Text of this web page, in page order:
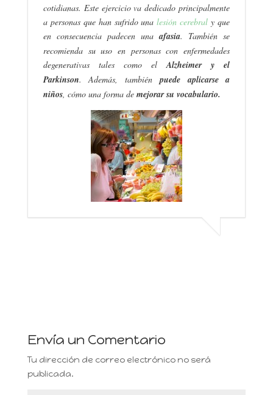
cotidianas. Este ejercicio va dedicado principalmente
a personas que han sufrido unalesión cerebral y que
en consecuencia padecen unaafasia. También se
recomienda su uso en personas con enfermedades
degenerativas tales como elAlzheimer y el
Parkinson. Además, tambiénpuede aplicarse a
niños, cómo una forma de mejorar su vocabulario.
Envía un Comentario
Tu dirección de correo electrónico no será
publicada.